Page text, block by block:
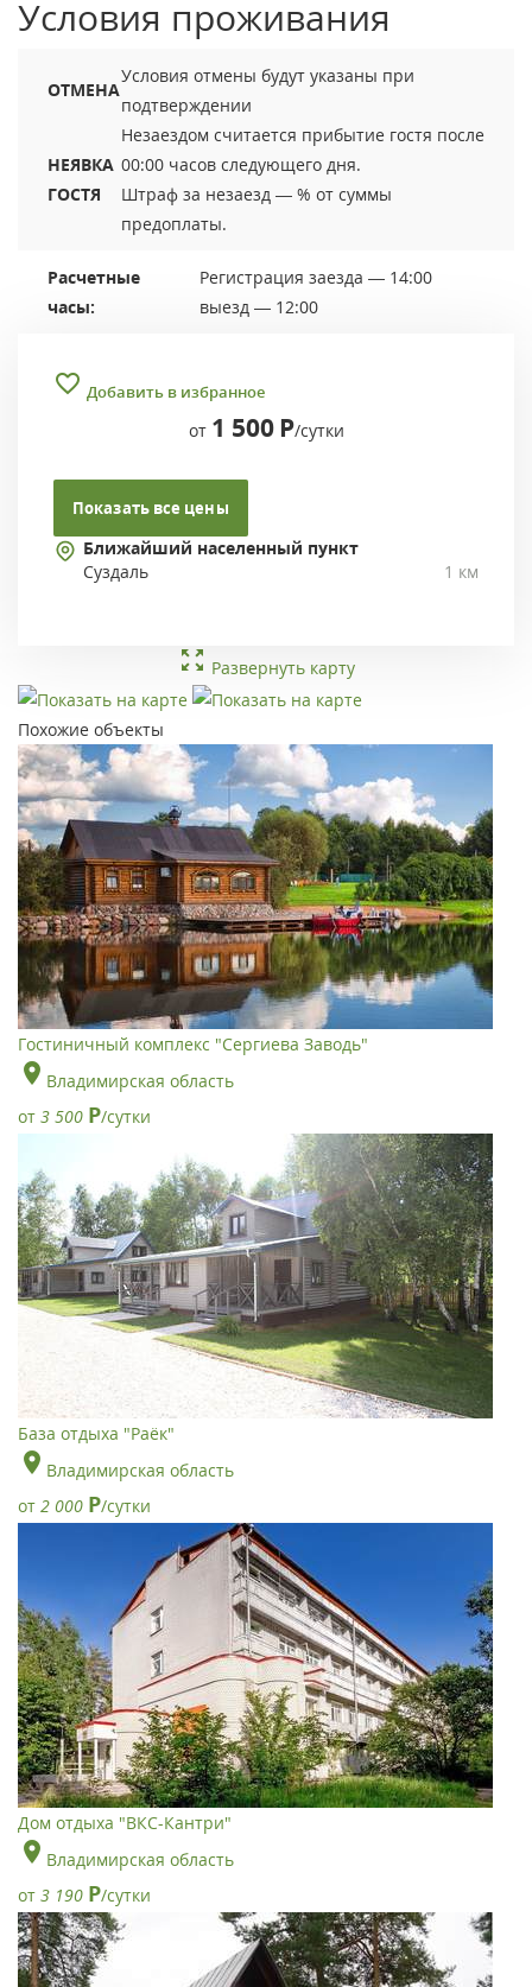
Условия проживания
ОТМЕНА
Условия отмены будут указаны при
подтверждении
НЕЯВКА
ГОСТЯ
Незаездом считается прибытие гостя после
00:00 часов следующего дня.
Штраф за незаезд — % от суммы
предоплаты.
Расчетные
часы:
Регистрация заезда — 14:00
выезд — 12:00
Добавить в избранное
от 1 500 Р/сутки
Показать все цены
Ближайший населенный пункт
Суздаль
1 км
Развернуть карту
Похожие объекты
Гостиничный комплекс "Сергиева Заводь"
Владимирская область
от 3 500 Р/сутки
База отдыха "Раёк"
Владимирская область
от 2 000 Р/сутки
Дом отдыха "ВКС-Кантри"
Владимирская область
от 3 190 Р/сутки